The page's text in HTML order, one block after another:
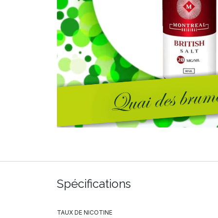
Spécifications
TAUX DE NICOTINE